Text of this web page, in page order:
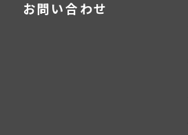
お問い合わせ